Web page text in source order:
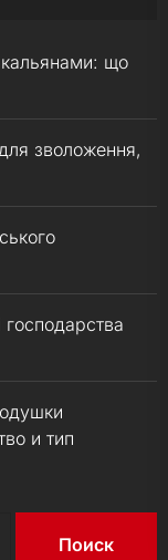
кальянами: що
зволоження,
и тип